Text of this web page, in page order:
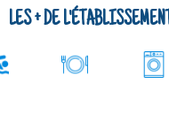
LES + DE